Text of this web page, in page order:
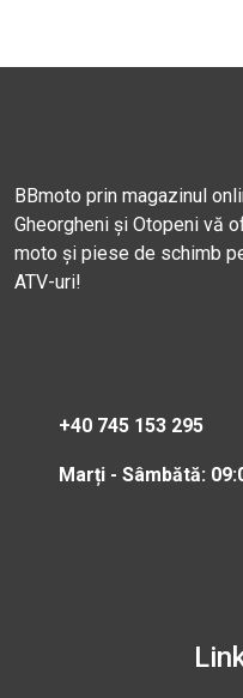
BBmoto prin magazinul
Gheorgheni și Otopeni vă
moto și piese de schimb
ATV-uri!
+40 745 153 295
Marți - Sâmbătă: